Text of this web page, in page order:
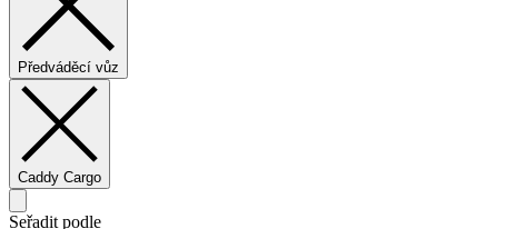
Předváděcí vůz
Caddy Cargo
Seřadit podle